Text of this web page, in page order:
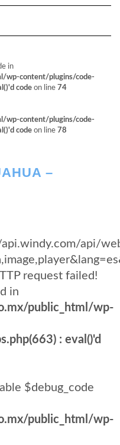
modo de navegación
in
wp-content/plugins/code-
code on line 74
wp-content/plugins/code-
code on line 78
–
api.windy.com/api/
request failed!
in
public_html/wp-
: eval()'d
$debug_code
public_html/wp-